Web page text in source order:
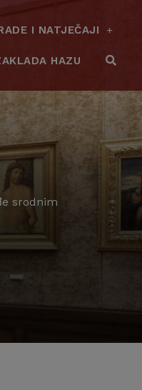
I NATJEČAJI
HAZU
srodnim